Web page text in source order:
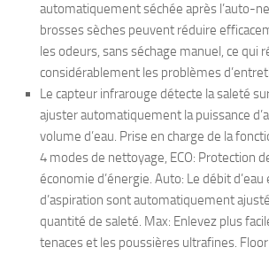
automatiquement séchée après l’auto-
brosses sèches peuvent réduire
les odeurs, sans séchage manuel, ce qui
considérablement les problèmes
Le capteur infrarouge détecte la saleté
ajuster automatiquement la puissance
volume d’eau. Prise en charge de la
4 modes de nettoyage, ECO: Protection
économie d’énergie. Auto: Le débit d’eau
d’aspiration sont automatiquement
quantité de saleté. Max: Enlevez plus
tenaces et les poussières ultrafines.